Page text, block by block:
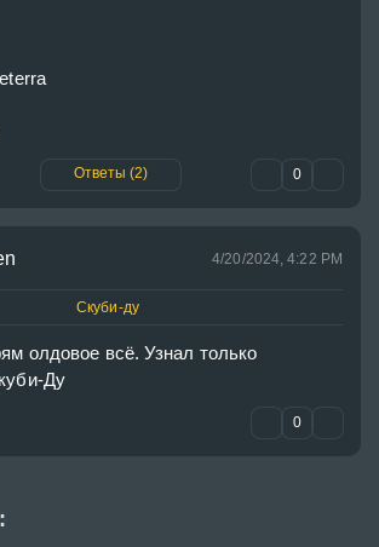
Ответы (2) 0
4/20/2024, 4:22 PM
Скуби-ду
олдовое всё. Узнал только
Ду
0